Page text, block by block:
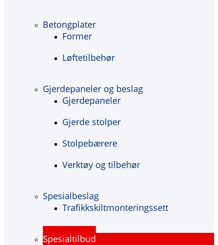
Betongplater
Former
Løftetilbehør
Gjerdepaneler og beslag
Gjerdepaneler
Gjerde stolper
Stolpebærere
Verktøy og tilbehør
Spesialbeslag
Trafikkskiltmonteringssett
Spesialtilbud